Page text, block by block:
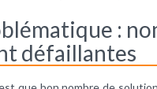
:
défaillantes